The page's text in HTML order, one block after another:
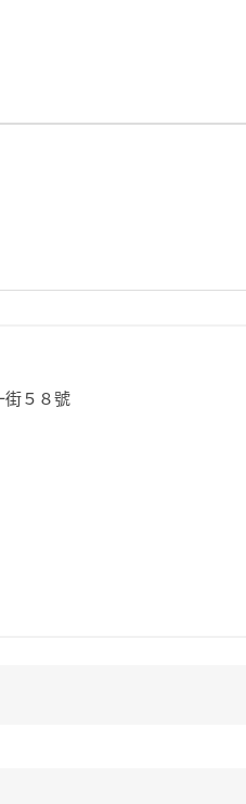
街５８號